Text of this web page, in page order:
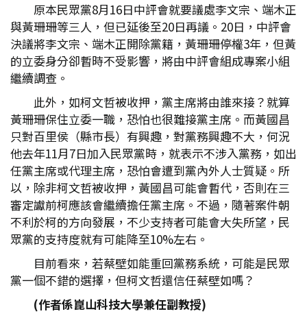
原本民眾黨8月16日中評會就要議處李文宗、端木正
與黃珊珊等三人，但已延後至20日再議。20日，中評會
決議將李文宗、端木正開除黨籍，黃珊珊停權3年，但黃
的立委身分卻暫時不受影響，將由中評會組成專案小組
繼續調查。
此外，如柯文哲被收押，黨主席將由誰來接？就算
黃珊珊保住立委一職，恐怕也很難接黨主席。而黃國昌
只對百里侯（縣市長）有興趣，對黨務興趣不大，何況
他去年11月7日加入民眾黨時，就表示不涉入黨務，如出
任黨主席或代理主席，恐怕會遭到黨內外人士質疑。所
以，除非柯文哲被收押，黃國昌可能會暫代，否則在三
審定讞前柯應該會繼續擔任黨主席。不過，隨著案件朝
不利於柯的方向發展，不少支持者可能會大失所望，民
眾黨的支持度就有可能降至10%左右。
目前看來，若蔡壁如能重回黨務系統，可能是民眾
黨一個不錯的選擇，但柯文哲還信任蔡壁如嗎？
(作者係崑山科技大學兼任副教授)